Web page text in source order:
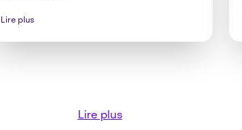
Lire plus
Lire plus